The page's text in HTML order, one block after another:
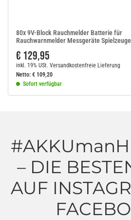
80x 9V-Block Rauchmelder Batterie für
Rauchwarnmelder Messgeräte Spielzeuge
€ 129,95
inkl. 19% USt. Versandkostenfreie Lieferung
Netto: € 109,20
Sofort verfügbar
– DIE
AUF